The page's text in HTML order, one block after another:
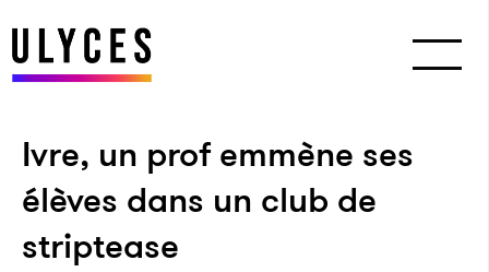
Ivre, un prof emmène ses
élèves dans un club de
striptease